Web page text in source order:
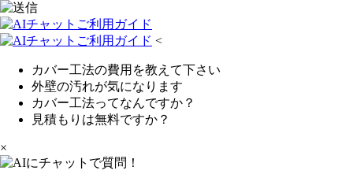
<
カバー工法の費用を教えて下さい
外壁の汚れが気になります
カバー工法ってなんですか？
見積もりは無料ですか？
×